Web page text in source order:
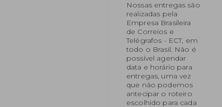
Nossas entregas são
realizadas pela
Empresa Brasileira
de Correios e
Telégrafos - ECT, em
todo o Brasil. Não é
possível agendar
data e horário para
entregas, uma vez
que não podemos
antecipar o roteiro
escolhido para cada